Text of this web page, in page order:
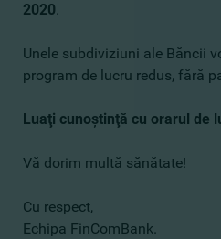
2020.
Unele subdiviziuni ale Băncii
program de lucru redus, fără
Luaţi cunoştinţă cu orarul de
Vă dorim multă sănătate!
Cu respect,
Echipa FinComBank.